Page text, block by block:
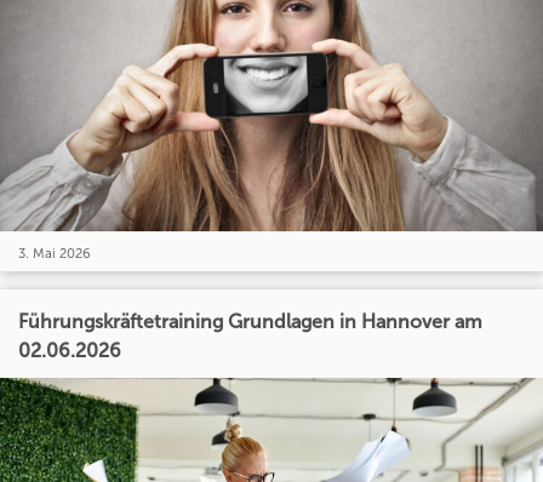
3. Mai 2026
Führungskräftetraining Grundlagen in Hannover am
02.06.2026